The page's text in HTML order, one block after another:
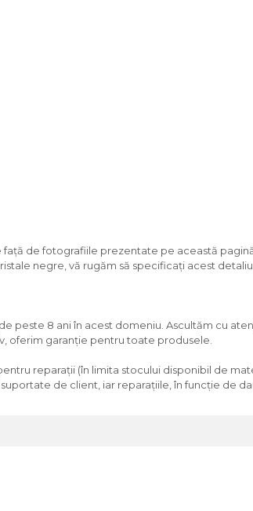
de fotografiile prezentate pe această
negre, vă rugăm să specificați acest
peste 8 ani în acest domeniu. Ascultăm cu
oferim garanție pentru toate produsele.
reparații (în limita stocului disponibil de
de client, iar reparațiile, în funcție de